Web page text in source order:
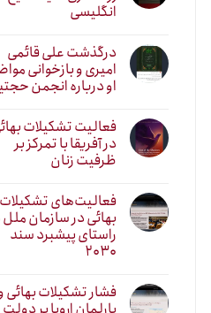
انگلیسی
درگذشت علی قائمی
امیری و بازخوانی
او درباره انجمن
فعالیت تشکیلات
در آفریقا با تمرکز بر
ظرفیت زنان
فعالیت‌های تشکیلات
بهائی در سازمان ملل
راستای پیشبرد سند
۲۰۳۰
فشار تشکیلات بهائی